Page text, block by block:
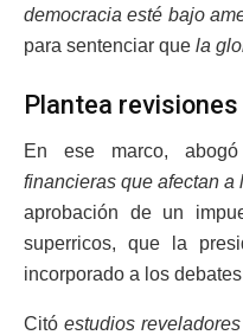
democracia esté bajo
para sentenciar que la
Plantea revisiones
En ese marco,
financieras que afectan
aprobación de un
superricos, que la
incorporado a los
Citó estudios reveladores